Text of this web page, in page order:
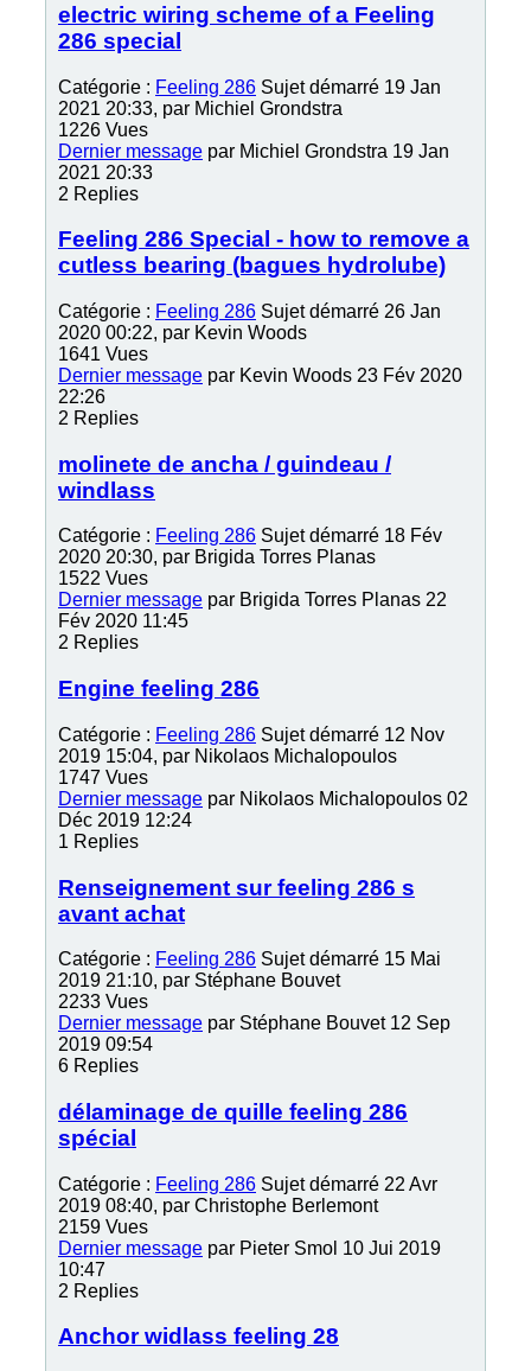
electric wiring scheme of a Feeling
286 special
Catégorie : Feeling 286 Sujet démarré 19 Jan
2021 20:33, par Michiel Grondstra
1226 Vues
Dernier message par Michiel Grondstra 19 Jan
2021 20:33
2 Replies
Feeling 286 Special - how to remove a
cutless bearing (bagues hydrolube)
Catégorie : Feeling 286 Sujet démarré 26 Jan
2020 00:22, par Kevin Woods
1641 Vues
Dernier message par Kevin Woods 23 Fév 2020
22:26
2 Replies
molinete de ancha / guindeau /
windlass
Catégorie : Feeling 286 Sujet démarré 18 Fév
2020 20:30, par Brigida Torres Planas
1522 Vues
Dernier message par Brigida Torres Planas 22
Fév 2020 11:45
2 Replies
Engine feeling 286
Catégorie : Feeling 286 Sujet démarré 12 Nov
2019 15:04, par Nikolaos Michalopoulos
1747 Vues
Dernier message par Nikolaos Michalopoulos 02
Déc 2019 12:24
1 Replies
Renseignement sur feeling 286 s
avant achat
Catégorie : Feeling 286 Sujet démarré 15 Mai
2019 21:10, par Stéphane Bouvet
2233 Vues
Dernier message par Stéphane Bouvet 12 Sep
2019 09:54
6 Replies
délaminage de quille feeling 286
spécial
Catégorie : Feeling 286 Sujet démarré 22 Avr
2019 08:40, par Christophe Berlemont
2159 Vues
Dernier message par Pieter Smol 10 Jui 2019
10:47
2 Replies
Anchor widlass feeling 28